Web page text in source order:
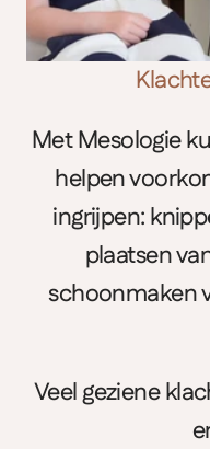
Met Mesologie
helpen
ingrijpen:
plaatsen
schoonmaken
Veel geziene